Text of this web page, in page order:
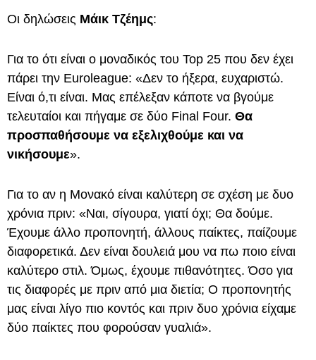
Οι δηλώσεις Μάικ Τζέημς:
Για το ότι είναι ο μοναδικός του Top 25 που δεν έχει
πάρει την Euroleague: «Δεν το ήξερα, ευχαριστώ.
Είναι ό,τι είναι. Μας επέλεξαν κάποτε να βγούμε
τελευταίοι και πήγαμε σε δύο Final Four. Θα
προσπαθήσουμε να εξελιχθούμε και να
νικήσουμε».
Για το αν η Μονακό είναι καλύτερη σε σχέση με δυο
χρόνια πριν: «Ναι, σίγουρα, γιατί όχι; Θα δούμε.
Έχουμε άλλο προπονητή, άλλους παίκτες, παίζουμε
διαφορετικά. Δεν είναι δουλειά μου να πω ποιο είναι
καλύτερο στιλ. Όμως, έχουμε πιθανότητες. Όσο για
τις διαφορές με πριν από μια διετία; Ο προπονητής
μας είναι λίγο πιο κοντός και πριν δυο χρόνια είχαμε
δύο παίκτες που φορούσαν γυαλιά».